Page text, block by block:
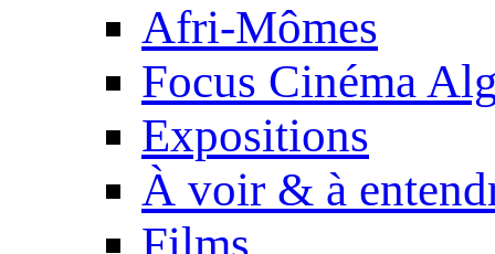
Afri-Mômes
Focus Cinéma
Expositions
À voir & à
Films